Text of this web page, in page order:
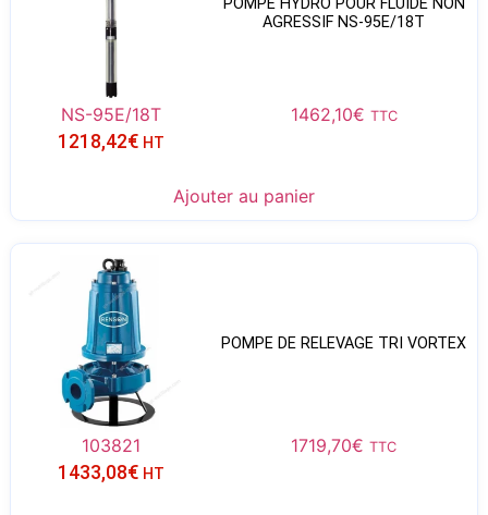
AGRESSIF NS-95E/18T
NS-95E/18T 1462,10€ TTC
1218,42€ HT
Ajouter au panier
POMPE DE RELEVAGE TRI VORTEX
103821 1719,70€ TTC
1433,08€ HT